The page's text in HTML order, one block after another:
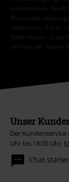
kombinierbar. Nach
Warenkorb
Lindemann, Böhse
Toten Hosen,
sind von der Aktion
Unser
Der
Uhr bis 18:00 Uhr.
Chat